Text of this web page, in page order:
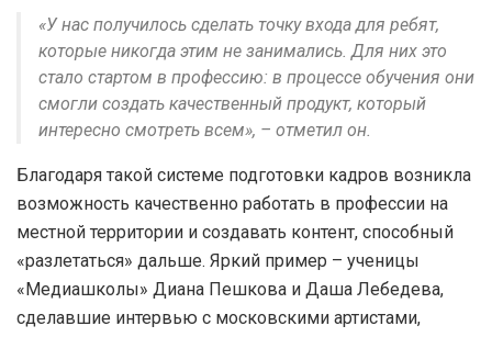
«У нас получилось сделать точку входа для ребят,
которые никогда этим не занимались. Для них это
стало стартом в профессию: в процессе обучения они
смогли создать качественный продукт, который
интересно смотреть всем», – отметил он.
Благодаря такой системе подготовки кадров возникла
возможность качественно работать в профессии на
местной территории и создавать контент, способный
«разлетаться» дальше. Яркий пример – ученицы
«Медиашколы» Диана Пешкова и Даша Лебедева,
сделавшие интервью с московскими артистами,